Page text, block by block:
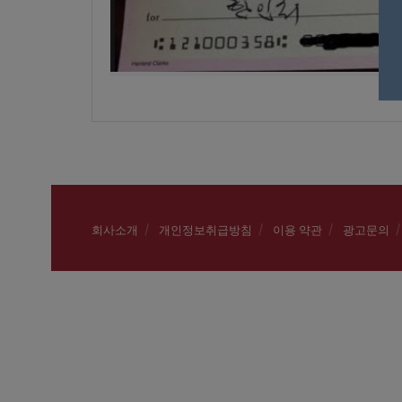
회사소개 개인정보취급방침 이용 약관 광고문의